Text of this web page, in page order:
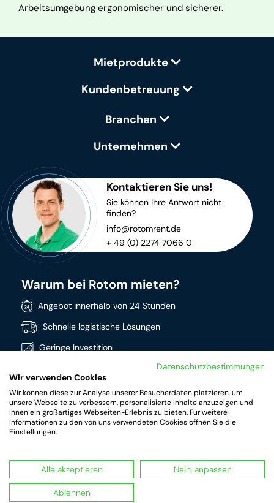
Arbeitsumgebung ergonomischer und sicherer.
Mietprodukte
Kundenbetreuung
Branchen
Unternehmen
Kontaktieren Sie uns!
Sie können Ihre Antwort nicht
finden?
info@rotomrent.de
+ 49 (0) 2274 7066 0
Warum bei Rotom mieten?
Angebot innerhalb von 24 Stunden
Schnelle logistische Lösungen
Geringe Investition
Breites Sortiment
Hochwertige Produkte
RotomRent Copyright 2024. Datenschutz | Impressum
Datenschutzbestimmungen
Wir verwenden Cookies
Wir können diese zur Analyse unserer Besucherdaten platzieren, um
unsere Webseite zu verbessern, personalisierte Inhalte anzuzeigen und
Ihnen ein großartiges Webseiten-Erlebnis zu bieten. Für weitere
Informationen zu den von uns verwendeten Cookies öffnen Sie die
Einstellungen.
Alle akzeptieren Nein, anpassen
Ablehnen